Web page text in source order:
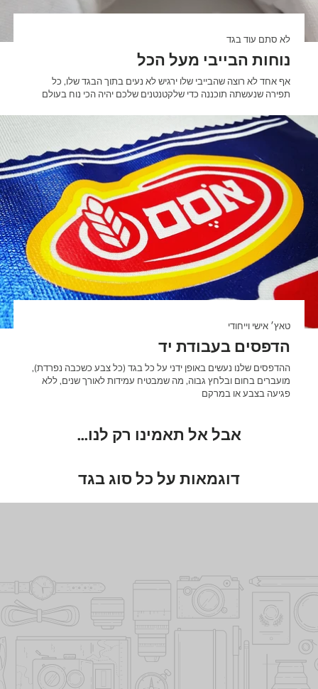
לא סתם עוד בגד
נוחות הבייבי מעל הכל
אף אחד לא רוצה שהבייבי שלו ירגיש לא נעים בתוך הבגד שלו, כל
תפירה שנעשתה תוכננה כדי שלקטנטנים שלכם יהיה הכי נוח בעולם
טאץ׳ אישי וייחודי
הדפסים בעבודת יד
ההדפסים שלנו נעשים באופן ידני על כל בגד (כל צבע כשכבה נפרדת),
מועברים בחום ובלחץ גבוה, מה שמבטיח עמידות לאורך שנים, ללא
פגיעה בצבע או במרקם
אבל אל תאמינו רק לנו...
דוגמאות על כל סוג בגד